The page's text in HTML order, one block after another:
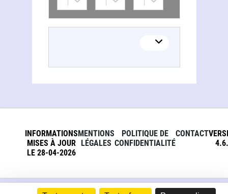
INFORMATIONS
MISES À JOUR
LE 28-04-2026
MENTIONS
LÉGALES
POLITIQUE DE
CONFIDENTIALITÉ
CONTACT